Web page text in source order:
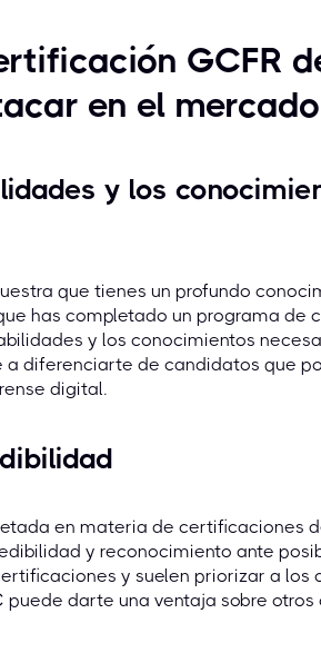
GCFR
en el
y los
que tienes un profundo
has completado un programa de
y los conocimientos
diferenciarte de candidatos que
digital.
en materia de certificaciones
y reconocimiento ante
y suelen priorizar a los
puede darte una ventaja sobre